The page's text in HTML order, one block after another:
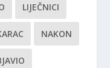
LIJEČNICI
NAKON